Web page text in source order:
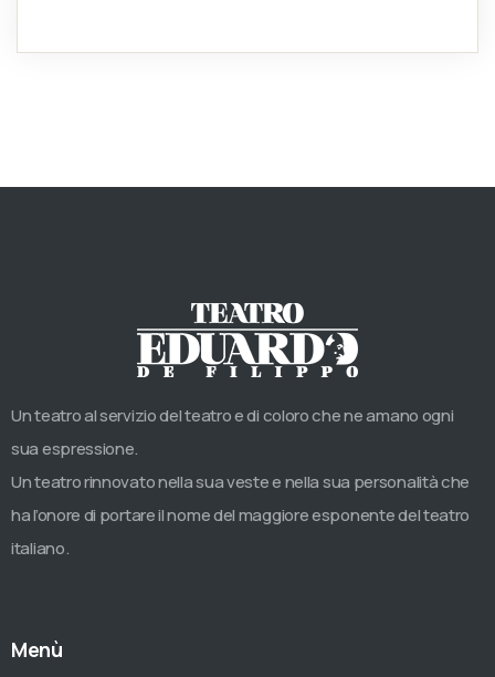
Un teatro al servizio del teatro e di coloro che ne amano ogni
sua espressione.
Un teatro rinnovato nella sua veste e nella sua personalità che
ha l’onore di portare il nome del maggiore esponente del teatro
italiano.
Menù